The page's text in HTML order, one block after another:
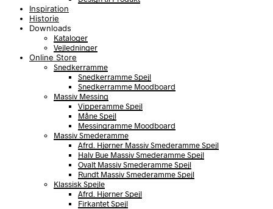
Inspiration
Historie
Downloads
Kataloger
Vejledninger
Online Store
Snedkerramme
Snedkerramme Spejl
Snedkerramme Moodboard
Massiv Messing
Vipperamme Spejl
Måne Spejl
Messingramme Moodboard
Massiv Smederamme
Afrd. Hjørner Massiv Smederamme Spejl
Halv Bue Massiv Smederamme Spejl
Ovalt Massiv Smederamme Spejl
Rundt Massiv Smederamme Spejl
Klassisk Spejle
Afrd. Hjørner Spejl
Firkantet Spejl